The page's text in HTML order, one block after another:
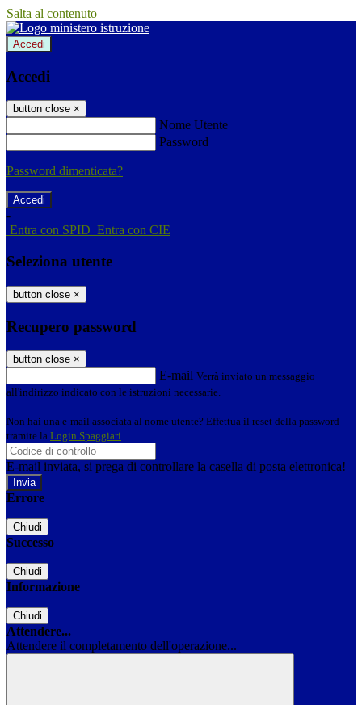
Salta al contenuto
Accedi
Accedi
button close ×
Nome Utente
Password
Password dimenticata?
-
Entra con SPID Entra con CIE
Seleziona utente
button close ×
Recupero password
button close ×
E-mail Verrà inviato un messaggio
all'indirizzo indicato con le istruzioni necessarie.
Non hai una e-mail associata al nome utente? Effettua il reset della password
tramite la Login Spaggiari
E-mail inviata, si prega di controllare la casella di posta elettronica!
Errore
Chiudi
Successo
Chiudi
Informazione
Chiudi
Attendere...
Attendere il completamento dell'operazione...